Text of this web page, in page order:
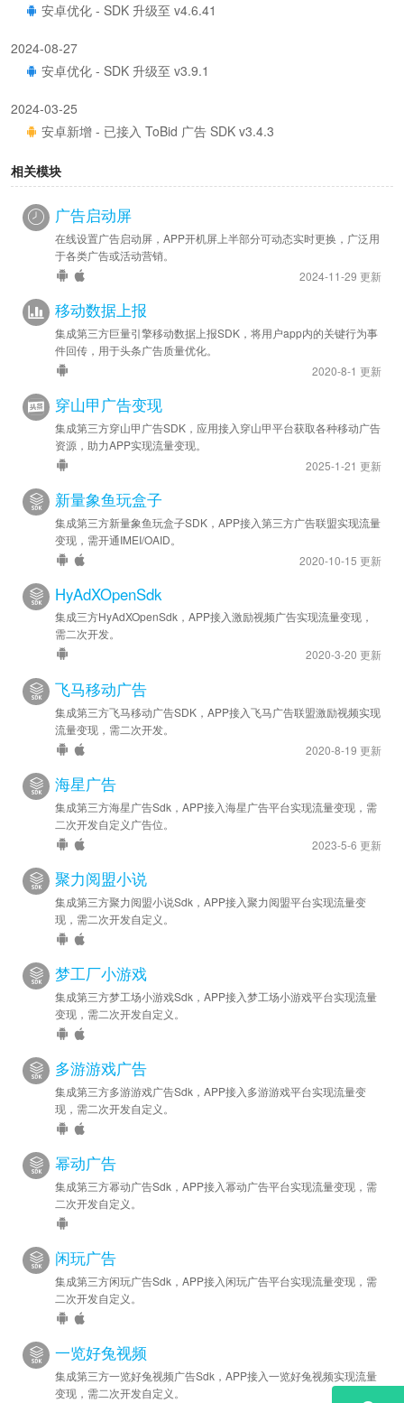
安卓优化 - SDK 升级至 v4.6.41
2024-08-27
安卓优化 - SDK 升级至 v3.9.1
2024-03-25
安卓新增 - 已接入 ToBid 广告 SDK v3.4.3
相关模块
广告启动屏
在线设置广告启动屏，APP开机屏上半部分可动态实时更换，广泛用
于各类广告或活动营销。
2024-11-29 更新
移动数据上报
集成第三方巨量引擎移动数据上报SDK，将用户app内的关键行为事
件回传，用于头条广告质量优化。
2020-8-1 更新
穿山甲广告变现
集成第三方穿山甲广告SDK，应用接入穿山甲平台获取各种移动广告
资源，助力APP实现流量变现。
2025-1-21 更新
新量象鱼玩盒子
集成第三方新量象鱼玩盒子SDK，APP接入第三方广告联盟实现流量
变现，需开通IMEI/OAID。
2020-10-15 更新
HyAdXOpenSdk
集成三方HyAdXOpenSdk，APP接入激励视频广告实现流量变现，
需二次开发。
2020-3-20 更新
飞马移动广告
集成第三方飞马移动广告SDK，APP接入飞马广告联盟激励视频实现
流量变现，需二次开发。
2020-8-19 更新
海星广告
集成第三方海星广告Sdk，APP接入海星广告平台实现流量变现，需
二次开发自定义广告位。
2023-5-6 更新
聚力阅盟小说
集成第三方聚力阅盟小说Sdk，APP接入聚力阅盟平台实现流量变
现，需二次开发自定义。
梦工厂小游戏
集成第三方梦工场小游戏Sdk，APP接入梦工场小游戏平台实现流量
变现，需二次开发自定义。
多游游戏广告
集成第三方多游游戏广告Sdk，APP接入多游游戏平台实现流量变
现，需二次开发自定义。
幂动广告
集成第三方幂动广告Sdk，APP接入幂动广告平台实现流量变现，需
二次开发自定义。
闲玩广告
集成第三方闲玩广告Sdk，APP接入闲玩广告平台实现流量变现，需
二次开发自定义。
一览好兔视频
集成第三方一览好兔视频广告Sdk，APP接入一览好兔视频实现流量
变现，需二次开发自定义。